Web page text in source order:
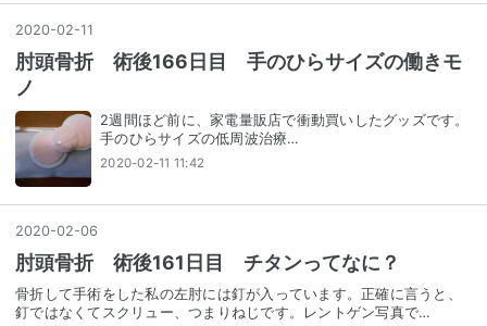
2020-02-11
肘頭骨折 術後166日目 手のひらサイズの働きモ
ノ
2週間ほど前に、家電量販店で衝動買いしたグッズです。
手のひらサイズの低周波治療…
2020-02-11 11:42
2020-02-06
肘頭骨折 術後161日目 チタンってなに？
骨折して手術をした私の左肘には釘が入っています。正確に言うと、
釘ではなくてスクリュー、つまりねじです。レントゲン写真で…